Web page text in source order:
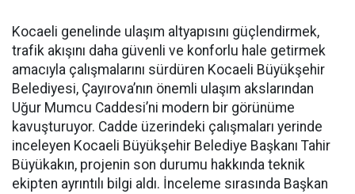
Kocaeli genelinde ulaşım altyapısını güçlendirmek,
trafik akışını daha güvenli ve konforlu hale getirmek
amacıyla çalışmalarını sürdüren Kocaeli Büyükşehir
Belediyesi, Çayırova’nın önemli ulaşım akslarından
Uğur Mumcu Caddesi’ni modern bir görünüme
kavuşturuyor. Cadde üzerindeki çalışmaları yerinde
inceleyen Kocaeli Büyükşehir Belediye Başkanı Tahir
Büyükakın, projenin son durumu hakkında teknik
ekipten ayrıntılı bilgi aldı. İnceleme sırasında Başkan